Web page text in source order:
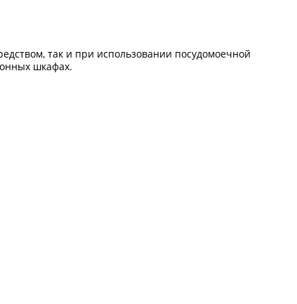
так и при использовании посудомоечной
шкафах.